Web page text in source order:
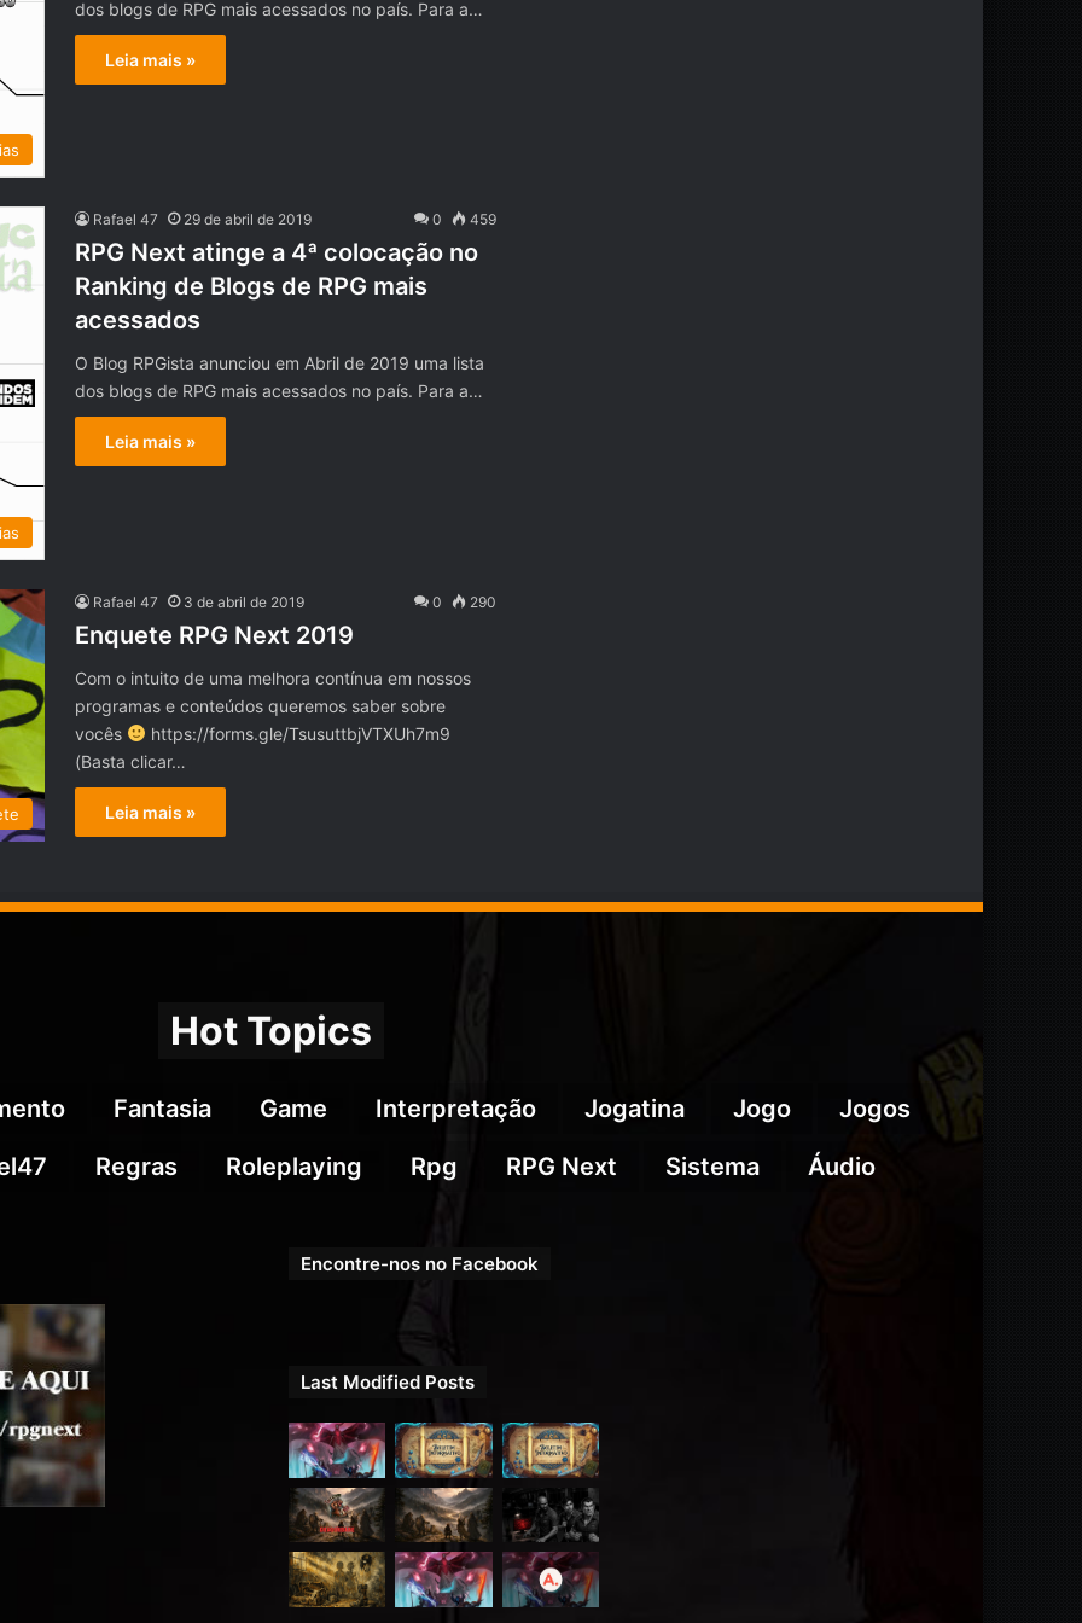
dos blogs de RPG mais acessados no país. Para a…
Leia mais »
Rafael 47 29 de abril de 2019 0 459
RPG Next atinge a 4ª colocação no
Ranking de Blogs de RPG mais
acessados
O Blog RPGista anunciou em Abril de 2019 uma lista
dos blogs de RPG mais acessados no país. Para a…
Leia mais »
Rafael 47 3 de abril de 2019 0 290
Enquete RPG Next 2019
Com o intuito de uma melhora contínua em nossos
programas e conteúdos queremos saber sobre
vocês
https://forms.gle/TsusuttbjVTXUh7m9
(Basta clicar…
Leia mais »
Hot Topics
Fantasia Game Interpretação Jogatina Jogo
Jogos
Regras Roleplaying Rpg RPG Next Sistema Áudio
Encontre-nos no Facebook
Last Modified Posts